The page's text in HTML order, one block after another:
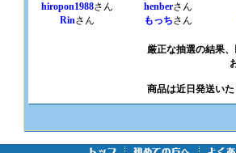
hiropon1988さん
Rinさん
henberさん
もっちさん
厳正な抽選の結果
商品は近日発送い